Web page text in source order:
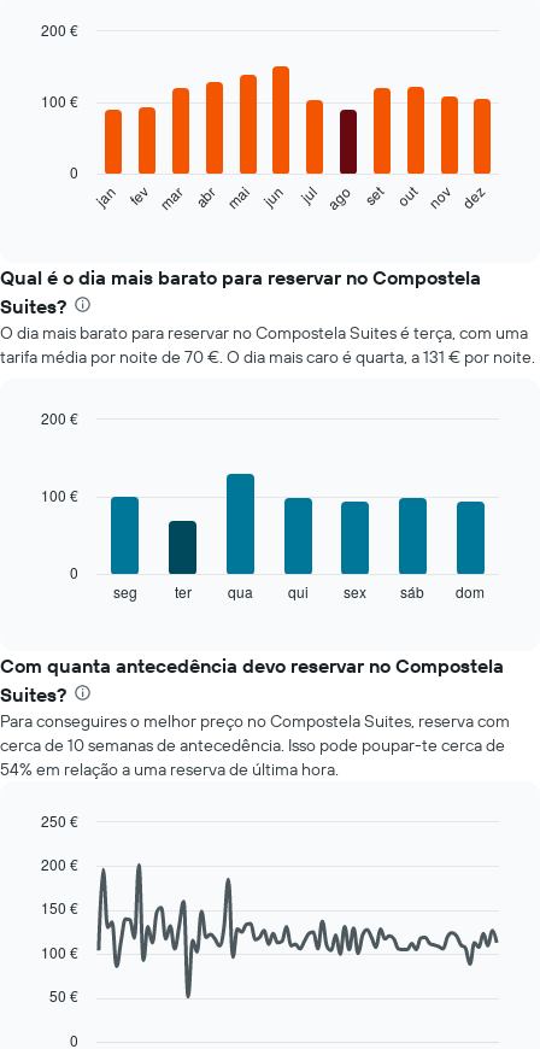
with
o
preço
médio
de
um
em
cada
gráfico
numa
apresenta
o
preço
médio
de
um
numa
jan fev mar abr mai jun jul ago set out nov dez
0
100 €
200 €
Qual é o dia mais barato para reservar no Compostela
Suites?
O dia mais barato para reservar no Compostela Suites é terça, com uma
tarifa média por noite de 70 €. O dia mais caro é quarta, a 131 € por noite.
o
preço
médio
de
um
quarto
cada
da
O
apresenta
dias
seg ter qua qui sex sáb dom
0
100 €
200 €
Com quanta antecedência devo reservar no Compostela
Suites?
Para conseguires o melhor preço no Compostela Suites, reserva com
cerca de 10 semanas de antecedência. Isso pode poupar-te cerca de
54% em relação a uma reserva de última hora.
chart
90
seguinte
graphic.
0
50 €
100 €
150 €
200 €
250 €